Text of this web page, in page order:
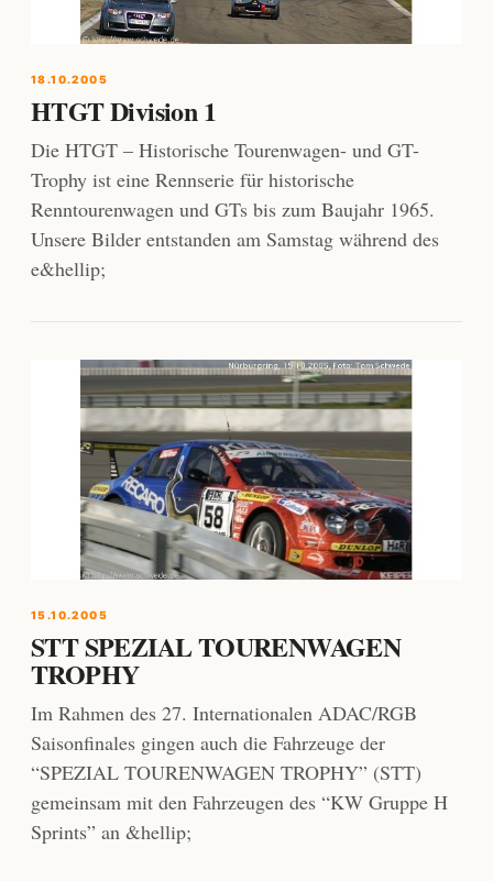
18.10.2005
HTGT Division 1
Die HTGT – Historische Tourenwagen- und GT-
Trophy ist eine Rennserie für historische
Renntourenwagen und GTs bis zum Baujahr 1965.
Unsere Bilder entstanden am Samstag während des
e&hellip;
15.10.2005
STT SPEZIAL TOURENWAGEN
TROPHY
Im Rahmen des 27. Internationalen ADAC/RGB
Saisonfinales gingen auch die Fahrzeuge der
“SPEZIAL TOURENWAGEN TROPHY” (STT)
gemeinsam mit den Fahrzeugen des “KW Gruppe H
Sprints” an &hellip;